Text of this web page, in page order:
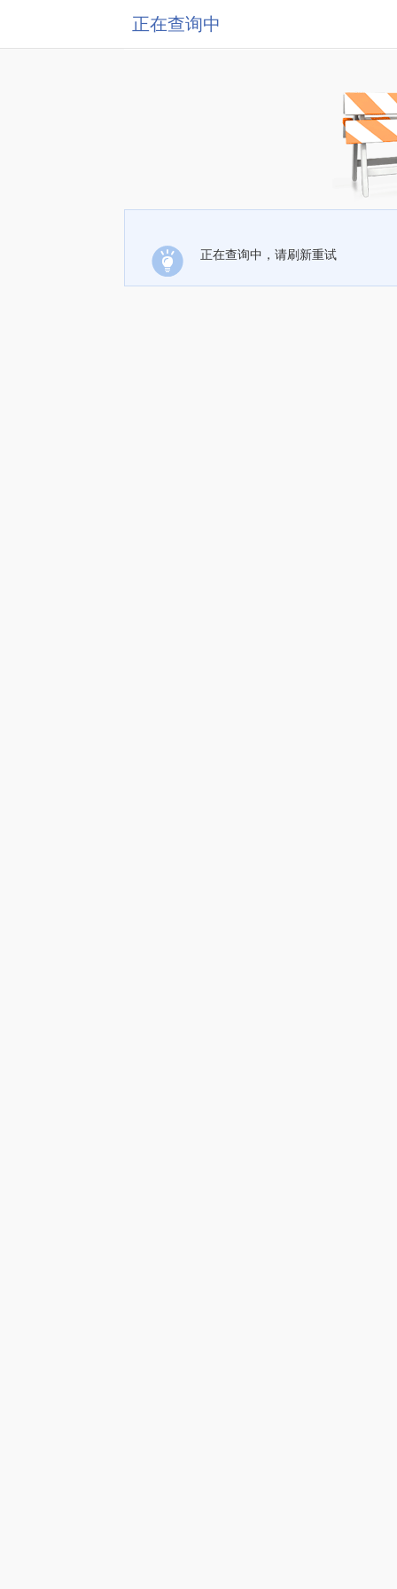
正在查询中
正在查询中，请刷新重试